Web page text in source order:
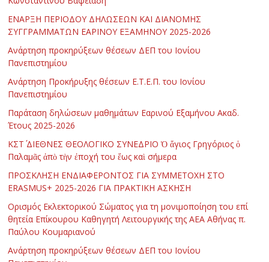
ΕΝΑΡΞΗ ΠΕΡΙΟΔΟΥ ΔΗΛΩΣΕΩΝ ΚΑΙ ΔΙΑΝΟΜΗΣ
ΣΥΓΓΡΑΜΜΑΤΩΝ ΕΑΡΙΝΟΥ ΕΞΑΜΗΝΟΥ 2025-2026
Ανάρτηση προκηρύξεων θέσεων ΔΕΠ του Ιονίου
Πανεπιστημίου
Ανάρτηση Προκήρυξης θέσεων Ε.Τ.Ε.Π. του Ιονίου
Πανεπιστημίου
Παράταση δηλώσεων μαθημάτων Εαρινού Εξαμήνου Ακαδ.
Έτους 2025-2026
ΚΣΤ΄ ΔΙΕΘΝΕΣ ΘΕΟΛΟΓΙΚΟ ΣΥΝΕΔΡΙΟ Ὁ ἅγιος Γρηγόριος ὁ
Παλαμᾶς ἀπὸ τὴν ἐποχή του ἕως καὶ σήμερα
ΠΡΟΣΚΛΗΣΗ ΕΝΔΙΑΦΕΡΟΝΤΟΣ ΓΙΑ ΣΥΜΜΕΤΟΧΗ ΣΤΟ
ERASMUS+ 2025-2026 ΓΙΑ ΠΡΑΚΤΙΚΗ ΑΣΚΗΣΗ
Ορισμός Εκλεκτορικού Σώματος για τη μονιμοποίηση του επί
θητεία Επίκουρου Καθηγητή Λειτουργικής της ΑΕΑ Αθήνας π.
Παύλου Κουμαριανού
Ανάρτηση προκηρύξεων θέσεων ΔΕΠ του Ιονίου